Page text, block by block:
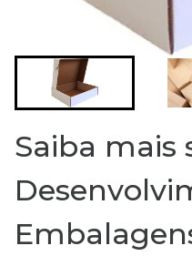
Saiba mais